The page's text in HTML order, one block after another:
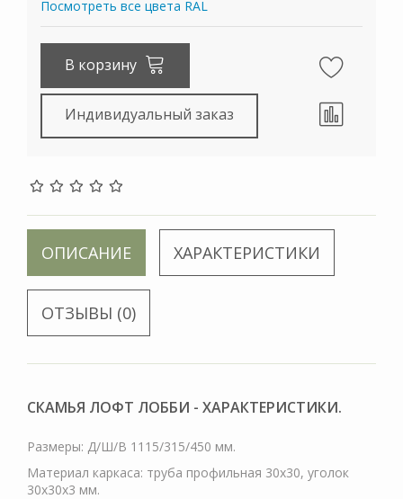
Посмотреть все цвета RAL
В корзину
Индивидуальный заказ
ОПИСАНИЕ ХАРАКТЕРИСТИКИ
ОТЗЫВЫ (0)
СКАМЬЯ ЛОФТ ЛОББИ - ХАРАКТЕРИСТИКИ.
Размеры: Д/Ш/В 1115/315/450 мм.
Материал каркаса: труба профильная 30х30, уголок
30х30х3 мм.